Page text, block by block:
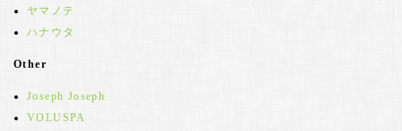
ヤマノテ
ハナウタ
Other
Joseph Joseph
VOLUSPA